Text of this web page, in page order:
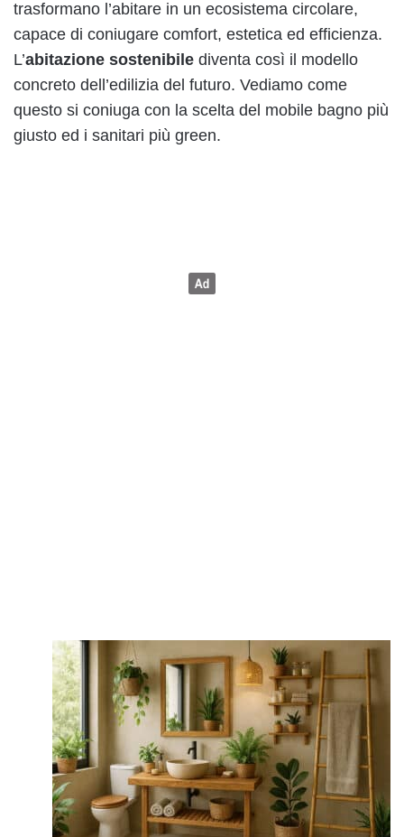
trasformano l’abitare in un ecosistema circolare,
capace di coniugare comfort, estetica ed efficienza.
L’abitazione sostenibile diventa così il modello
concreto dell’edilizia del futuro. Vediamo come
questo si coniuga con la scelta del mobile bagno più
giusto ed i sanitari più green.